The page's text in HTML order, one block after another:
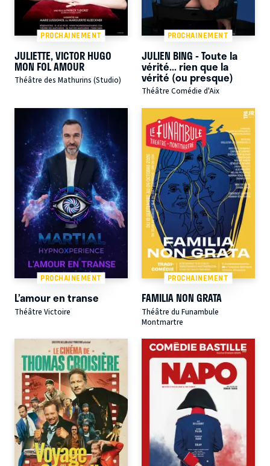
PROCHAINEMENT
JULIETTE, VICTOR HUGO
MON FOL AMOUR
Théâtre des Mathurins (Studio)
PROCHAINEMENT
JULIEN BING - Toute la
vérité... rien que la
vérité (ou presque)
Théâtre Comédie d'Aix
PROCHAINEMENT
L’amour en transe
Théâtre Victoire
PROCHAINEMENT
FAMILIA NON GRATA
Théâtre du Funambule
Montmartre